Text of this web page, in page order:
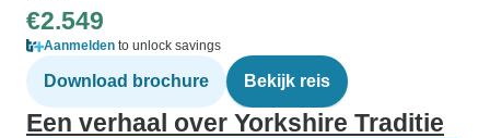
€2.549
Aanmelden to unlock savings
Download brochure Bekijk reis
Een verhaal over Yorkshire Traditie